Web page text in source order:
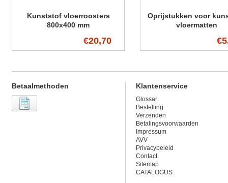
Kunststof vloerroosters
800x400 mm
€20,70
Oprijstukken voor
vloermatten
Betaalmethoden Klantenservice
Glossar
Bestelling
Verzenden
Betalingsvoorwaarden
Impressum
AVV
Privacybeleid
Contact
Sitemap
CATALOGUS